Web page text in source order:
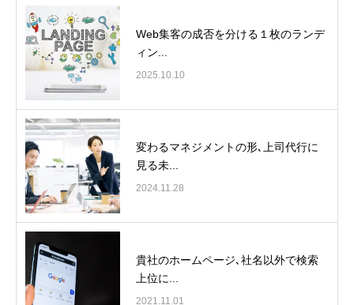
Web集客の成否を分ける１枚のランデ
ィン...
2025.10.10
変わるマネジメントの形､上司代行に
見る未...
2024.11.28
貴社のホームページ､社名以外で検索
上位に...
2021.11.01